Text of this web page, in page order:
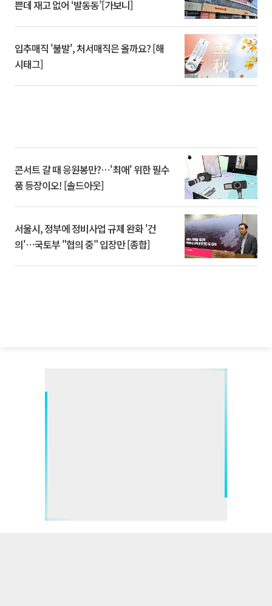
쁜데 재고 없어 ‘발동동’[가보니]
입추매직 '불발', 처서매직은 올까요? [해
시태그]
콘서트 갈 때 응원봉만?⋯'최애' 위한 필수
품 등장이오! [솔드아웃]
서울시, 정부에 정비사업 규제 완화 '건
의'⋯국토부 "협의 중" 입장만 [종합]